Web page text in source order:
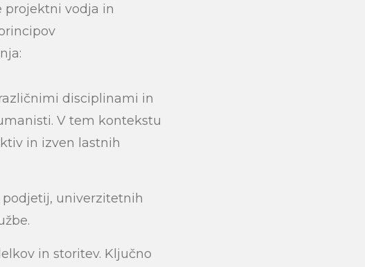
projektni vodja in
disciplinami in
V tem kontekstu
in izven lastnih
podjetij, univerzitetnih
in storitev. Ključno